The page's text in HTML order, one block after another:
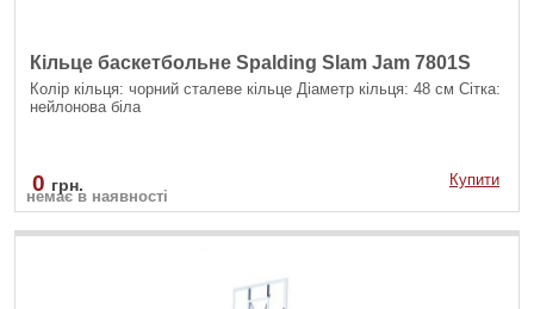
Кільце баскетбольне Spalding Slam Jam 7801S
Колір кільця: чорний сталеве кільце Діаметр кільця: 48 см Сітка:
нейлонова біла
немає в наявності
0 грн. Купити